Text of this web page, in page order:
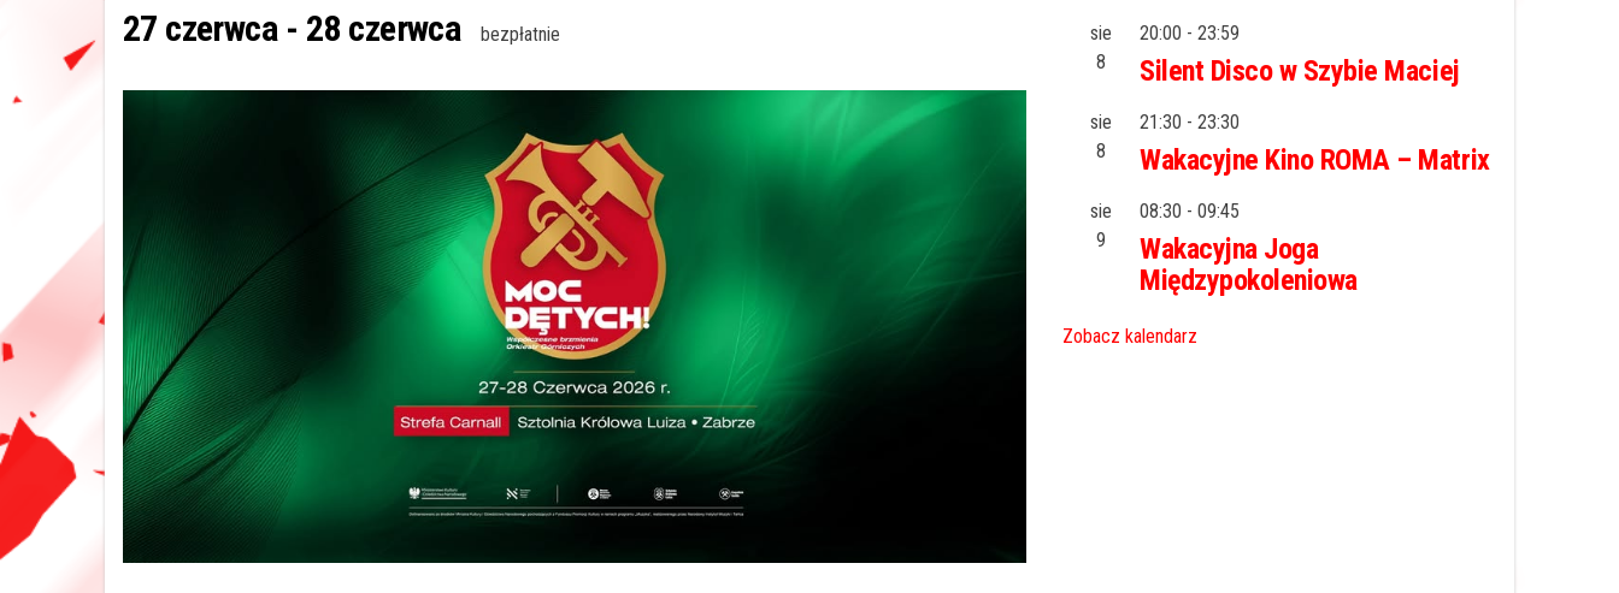
27 czerwca - 28 czerwca bezpłatnie
sie
8
20:00 - 23:59
Silent Disco w Szybie Maciej
sie
8
21:30 - 23:30
Wakacyjne Kino ROMA – Matrix
sie
9
08:30 - 09:45
Wakacyjna Joga
Międzypokoleniowa
Zobacz kalendarz